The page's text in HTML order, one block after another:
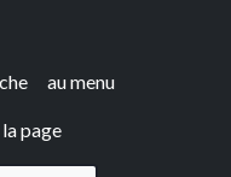
au menu
page